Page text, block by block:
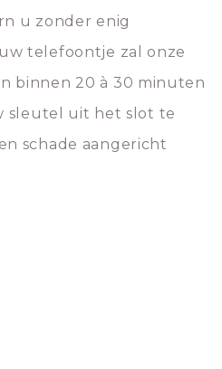
u zonder enig
telefoontje zal onze
binnen 20 à 30 minuten
sleutel uit het slot te
schade aangericht